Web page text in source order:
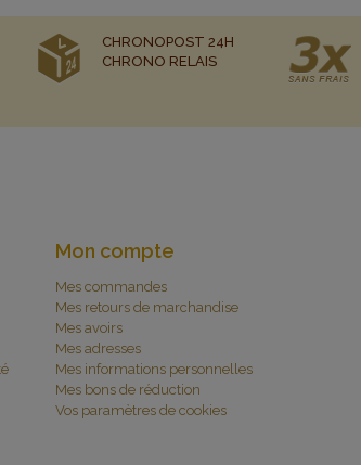
CHRONOPOST 24H
CHRONO RELAIS
Mon compte
Mes commandes
Mes retours de marchandise
Mes avoirs
Mes adresses
Mes informations personnelles
Mes bons de réduction
Vos paramètres de cookies